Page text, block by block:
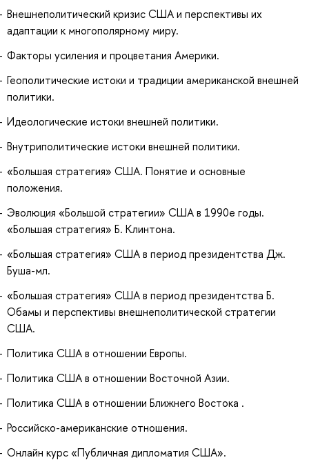
Внешнеполитический кризис США и перспективы их
адаптации к многополярному миру.
Факторы усиления и процветания Америки.
Геополитические истоки и традиции американской внешней
политики.
Идеологические истоки внешней политики.
Внутриполитические истоки внешней политики.
«Большая стратегия» США. Понятие и основные
положения.
Эволюция «Большой стратегии» США в 1990е годы.
«Большая стратегия» Б. Клинтона.
«Большая стратегия» США в период президентства Дж.
Буша-мл.
«Большая стратегия» США в период президентства Б.
Обамы и перспективы внешнеполитической стратегии
США.
Политика США в отношении Европы.
Политика США в отношении Восточной Азии.
Политика США в отношении Ближнего Востока .
Российско-американские отношения.
Онлайн курс «Публичная дипломатия США».